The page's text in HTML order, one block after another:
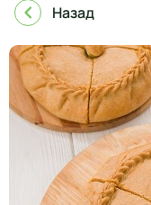
Назад